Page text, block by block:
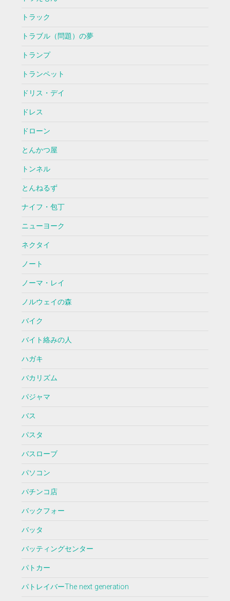
トラック
トラブル（問題）の夢
トランプ
トランペット
ドリス・デイ
ドレス
ドローン
とんかつ屋
トンネル
とんねるず
ナイフ・包丁
ニューヨーク
ネクタイ
ノート
ノーマ・レイ
ノルウェイの森
バイク
バイト絡みの人
ハガキ
バカリズム
パジャマ
バス
パスタ
バスローブ
パソコン
パチンコ店
バックフォー
バッタ
バッティングセンター
パトカー
パトレイバーThe next generation